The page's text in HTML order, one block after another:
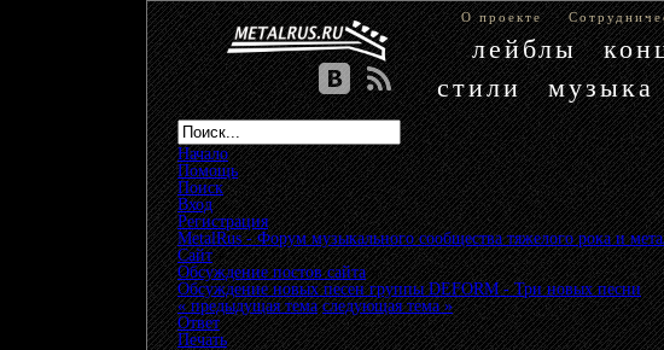
О проекте
лейблы
стили
музыка
Начало
Помощь
Поиск
Вход
Регистрация
MetalRus - Форум музыкального сообщества тяжелого рока и
Сайт»
Обсуждение постов сайта»
Обсуждение новых песен группы DEFORM - Три новых песни
« предыдущая тема следующая тема »
Ответ
Печать